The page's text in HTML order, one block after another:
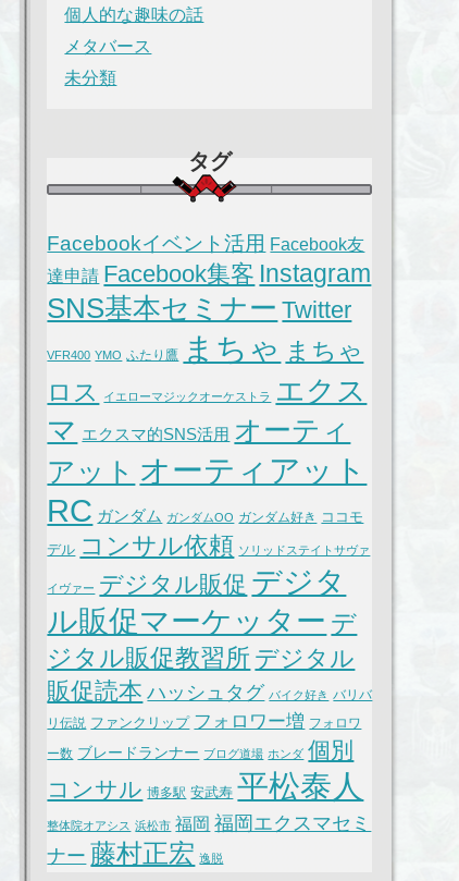
個人的な趣味の話
メタバース
未分類
タグ
Facebookイベント活用 Facebook友
達申請 Facebook集客 Instagram
SNS基本セミナー Twitter
VFR400 YMO ふたり鷹 まちゃ まちゃ
ロス
イエローマジックオーケストラ
エクス
マ エクスマ的SNS活用 オーティ
アット オーティアット
RC ガンダム ガンダムOO ガンダム好き ココモ
デル コンサル依頼 ソリッドステイトサヴァ
イヴァー デジタル販促 デジタ
ル販促マーケッター デ
ジタル販促教習所 デジタル
販促読本 ハッシュタグ バイク好き バリバ
リ伝説 ファンクリップ フォロワー増 フォロワ
ー数 ブレードランナー ブログ道場 ホンダ 個別
コンサル 博多駅 安武寿 平松泰人
整体院オアシス 浜松市 福岡 福岡エクスマセミ
ナー 藤村正宏 逸脱